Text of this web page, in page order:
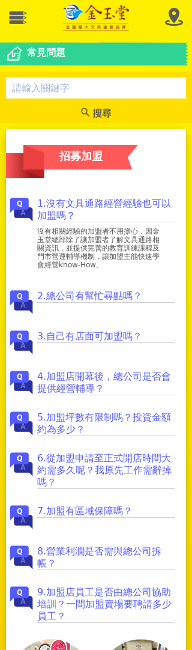
常見問題
招募加盟
1.沒有文具通路經營經驗也可以
加盟嗎？
沒有相關經驗的加盟者不用擔心，因金
玉堂總部除了讓加盟者了解文具通路相
關資訊，並提供完善的教育訓練課程及
門市營運輔導機制，讓加盟主能快速學
會經營know-How。
2.總公司有幫忙尋點嗎？
3.自己有店面可加盟嗎？
4.加盟店開幕後，總公司是否會
提供經營輔導？
5.加盟坪數有限制嗎？投資金額
約為多少？
6.從加盟申請至正式開店時間大
約需多久呢？我原先工作需辭掉
嗎？
7.加盟有區域保障嗎？
8.營業利潤是否需與總公司拆
帳？
9.加盟店員工是否由總公司協助
培訓？一間加盟賣場要聘請多少
員工？